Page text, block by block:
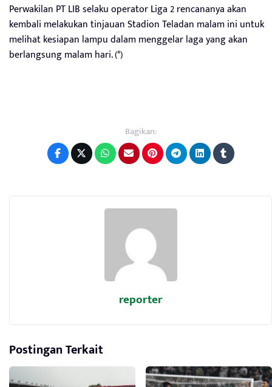
Perwakilan PT LIB selaku operator Liga 2 rencananya akan
kembali melakukan tinjauan Stadion Teladan malam ini untuk
melihat kesiapan lampu dalam menggelar laga yang akan
berlangsung malam hari. (*)
Bagikan:
reporter
Postingan Terkait